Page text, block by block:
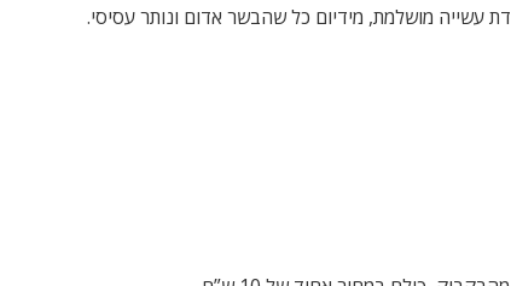
עשייה מושלמת, מידיום כל שהבשר אדום ונותר עסיסי.